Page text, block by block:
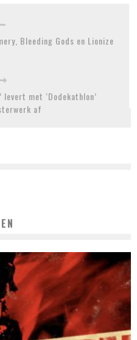
Bleeding Gods en Lionize
met ‘Dodekathlon’
af